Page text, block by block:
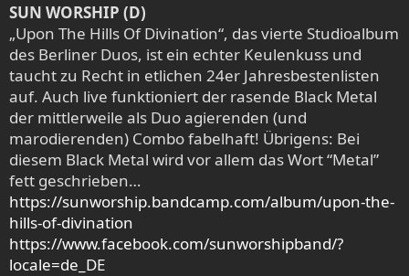
SUN WORSHIP (D)
„Upon The Hills Of Divination“, das vierte Studioalbum
des Berliner Duos, ist ein echter Keulenkuss und
taucht zu Recht in etlichen 24er Jahresbestenlisten
auf. Auch live funktioniert der rasende Black Metal
der mittlerweile als Duo agierenden (und
marodierenden) Combo fabelhaft! Übrigens: Bei
diesem Black Metal wird vor allem das Wort “Metal”
fett geschrieben…
https://sunworship.bandcamp.com/album/upon-the-
hills-of-divination
https://www.facebook.com/sunworshipband/?
locale=de_DE